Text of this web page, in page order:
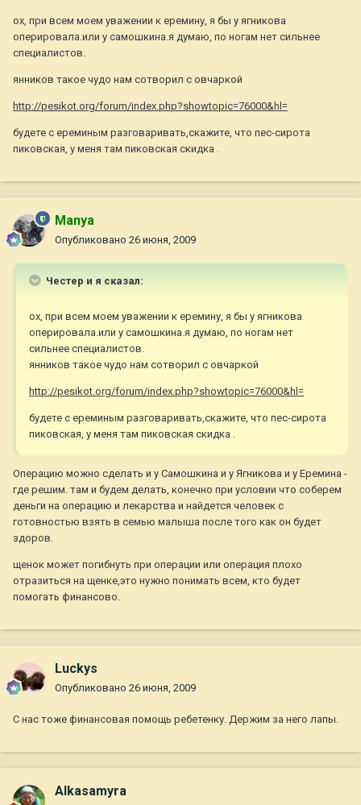
ох, при всем моем уважении к еремину, я бы у ягникова
оперировала.или у самошкина.я думаю, по ногам нет сильнее
специалистов.
янников такое чудо нам сотворил с овчаркой
http://pesikot.org/forum/index.php?showtopic=76000&hl=
будете с ереминым разговаривать,скажите, что пес-сирота
пиковская, у меня там пиковская скидка .
Manya
Опубликовано 26 июня, 2009
Честер и я сказал:
ох, при всем моем уважении к еремину, я бы у ягникова
оперировала.или у самошкина.я думаю, по ногам нет
сильнее специалистов.
янников такое чудо нам сотворил с овчаркой
http://pesikot.org/forum/index.php?showtopic=76000&hl=
будете с ереминым разговаривать,скажите, что пес-сирота
пиковская, у меня там пиковская скидка .
Операцию можно сделать и у Самошкина и у Ягникова и у Еремина -
где решим. там и будем делать, конечно при условии что соберем
деньги на операцию и лекарства и найдется человек с
готовностью взять в семью малыша после того как он будет
здоров.
щенок может погибнуть при операции или операция плохо
отразиться на щенке,это нужно понимать всем, кто будет
помогать финансово.
Luckys
Опубликовано 26 июня, 2009
С нас тоже финансовая помощь ребетенку. Держим за него лапы.
Alkasamyra